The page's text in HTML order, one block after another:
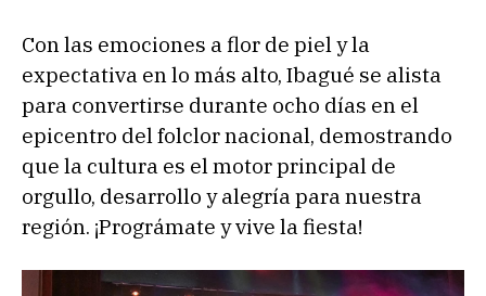
Con las emociones a flor de piel y la
expectativa en lo más alto, Ibagué se alista
para convertirse durante ocho días en el
epicentro del folclor nacional, demostrando
que la cultura es el motor principal de
orgullo, desarrollo y alegría para nuestra
región. ¡Prográmate y vive la fiesta!